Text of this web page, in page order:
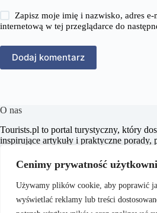
Cenimy prywatność
Używamy plików cookie, aby poprawić
wyświetlać reklamy lub treści
Zapisz moje imię i nazwisko, adres e-
internetową w tej przeglądarce do
Dodaj komentarz
O nas
​Tourists.pl to portal turystyczny, który
inspirujące artykuły i praktyczne porady,
wspieranie pasjonatów turystyki w
miejsc oraz kultur, dostarczając
informacji.